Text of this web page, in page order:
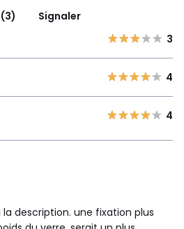
Signaler
3
4
4
description. une fixation plus